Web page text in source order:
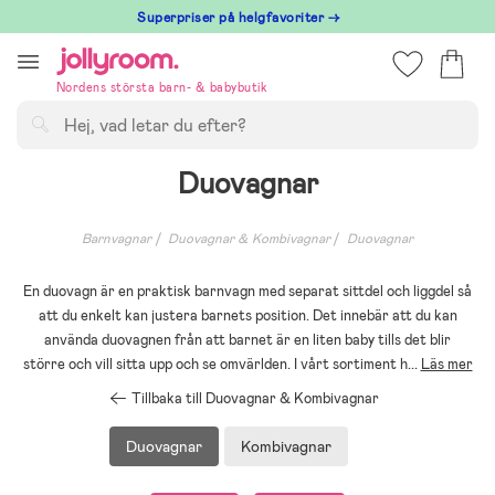
till
innehållet
Superpriser på helgfavoriter →
Nordens största barn- & babybutik
Duovagnar
Barnvagnar Duovagnar & Kombivagnar Duovagnar
En duovagn är en praktisk barnvagn med separat sittdel och liggdel så
att du enkelt kan justera barnets position. Det innebär att du kan
använda duovagnen från att barnet är en liten baby tills det blir
större och vill sitta upp och se omvärlden. I vårt sortiment h... Läs mer
Tillbaka till Duovagnar & Kombivagnar
Duovagnar Kombivagnar